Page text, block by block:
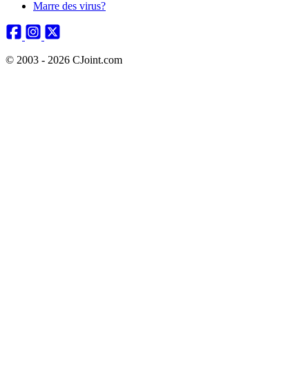
Marre des virus?
© 2003 - 2026 CJoint.com